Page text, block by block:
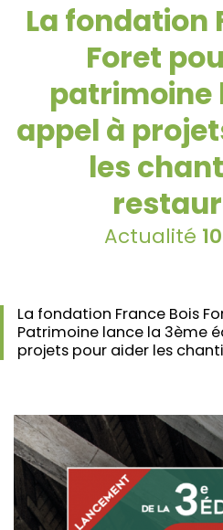
La fondation
Foret
patrimoine
appel à
les
Actualité
La fondation France Bois
Patrimoine lance la 3ème
projets pour aider les